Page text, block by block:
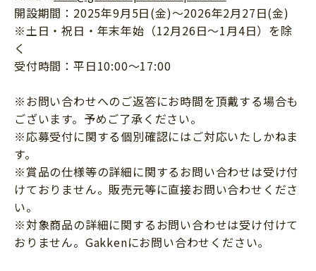
【対象商品】
・ＰＥＴＩＴ ＰＯＯＫＡ くだものさん
・ＰＥＴＩＴ ＰＯＯＫＡ かぜビューン
※店舗によっては対象商品のお取り扱いがない、
又は欠品している場合がございます。あらかじめ
ご了承ください。
※日本国内の書店（ネット通販含む）での対象商
品のご購入が条件です。電子書籍、旧版は対象外
です。
※ネットフリマ等の個人間取引、リサイクルショ
ップ等での中古品購入や電子版は本キャンペーン
開設期間：2025年9月5日(金)～2026年2月27日(金)
※土日・祝日・年末年始（12月26日～1月4日）を除
く
受付時間：平日10:00～17:00
※お問い合わせへのご返答にお時間を頂戴する場合も
ございます。予めご了承ください。
※応募受付に関する個別確認にはご対応いたしかねま
す。
※賞品の仕様等の詳細に関するお問い合わせは受け付
けておりません。販売元等に直接お問い合わせくださ
い。
※対象商品の詳細に関するお問い合わせは受け付けて
おりません。Gakkenにお問い合わせください。